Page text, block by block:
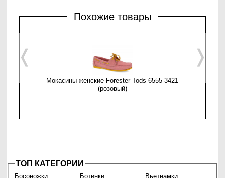
Похожие товары
Мокасины женские Forester Tods 6555-3421
(розовый)
❬ ❭
ТОП КАТЕГОРИИ
Босоножки Ботинки Вьетнамки